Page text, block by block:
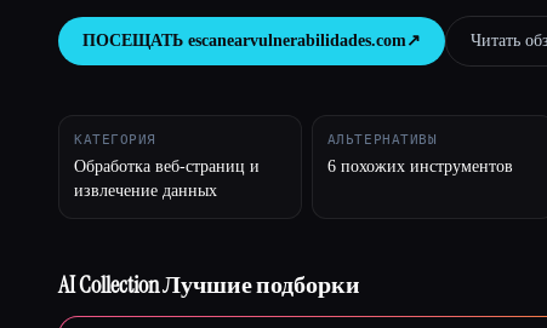
ПОСЕЩАТЬ escanearvulnerabilidades.com↗︎ Читать
КАТЕГОРИЯ
Обработка веб-страниц и
извлечение данных
АЛЬТЕРНАТИВЫ
6 похожих инструментов
AI Collection Лучшие подборки